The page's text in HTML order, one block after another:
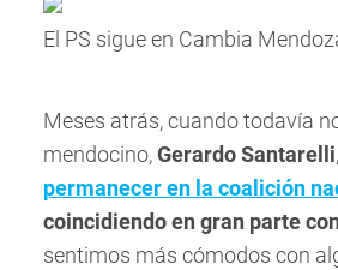
El PS sigue en Cambia
Meses atrás, cuando todavía
mendocino,Gerardo Santarelli
permanecer en la coalición
coincidiendo en gran parte
sentimos más cómodos con